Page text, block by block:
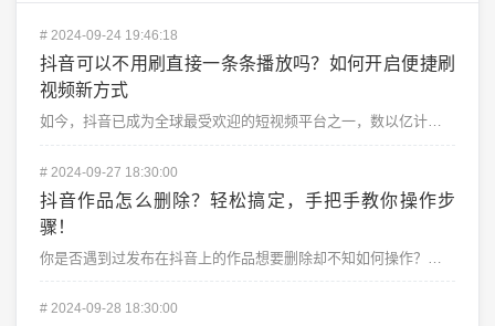
# 2024-09-24 19:46:18
抖音可以不用刷直接一条条播放吗？如何开启便捷刷
视频新方式
如今，抖音已成为全球最受欢迎的短视频平台之一，数以亿计的用户每天都在上面分享和观看短视频。无论是搞笑...
# 2024-09-27 18:30:00
抖音作品怎么删除？轻松搞定，手把手教你操作步
骤！
# 2024-09-28 18:30:00